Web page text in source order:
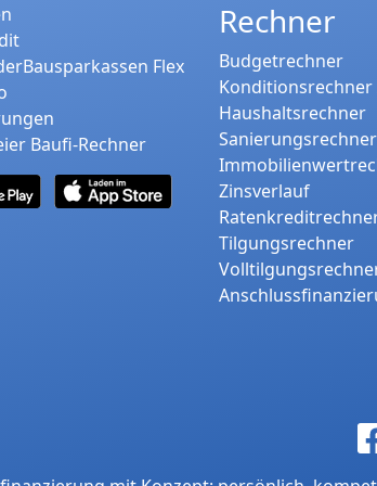
Flex
Baufi-Rechner
Rechner
Budgetrechner
Konditionsrechner
Haushaltsrechner
Sanierungsrechner
Zinsverlauf
Tilgungsrechner